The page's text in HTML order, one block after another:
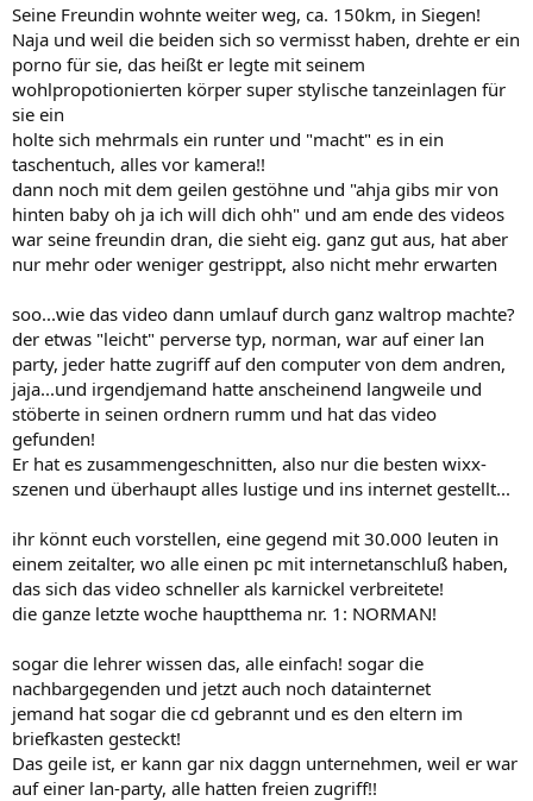
Seine Freundin wohnte weiter weg, ca. 150km, in Siegen!
Naja und weil die beiden sich so vermisst haben, drehte er ein
porno für sie, das heißt er legte mit seinem
wohlpropotionierten körper super stylische tanzeinlagen für
sie ein
holte sich mehrmals ein runter und "macht" es in ein
taschentuch, alles vor kamera!!
dann noch mit dem geilen gestöhne und "ahja gibs mir von
hinten baby oh ja ich will dich ohh" und am ende des videos
war seine freundin dran, die sieht eig. ganz gut aus, hat aber
nur mehr oder weniger gestrippt, also nicht mehr erwarten
soo...wie das video dann umlauf durch ganz waltrop machte?
der etwas "leicht" perverse typ, norman, war auf einer lan
party, jeder hatte zugriff auf den computer von dem andren,
jaja...und irgendjemand hatte anscheinend langweile und
stöberte in seinen ordnern rumm und hat das video
gefunden!
Er hat es zusammengeschnitten, also nur die besten wixx-
szenen und überhaupt alles lustige und ins internet gestellt...
ihr könnt euch vorstellen, eine gegend mit 30.000 leuten in
einem zeitalter, wo alle einen pc mit internetanschluß haben,
das sich das video schneller als karnickel verbreitete!
die ganze letzte woche hauptthema nr. 1: NORMAN!
sogar die lehrer wissen das, alle einfach! sogar die
nachbargegenden und jetzt auch noch datainternet
jemand hat sogar die cd gebrannt und es den eltern im
briefkasten gesteckt!
Das geile ist, er kann gar nix daggn unternehmen, weil er war
auf einer lan-party, alle hatten freien zugriff!!